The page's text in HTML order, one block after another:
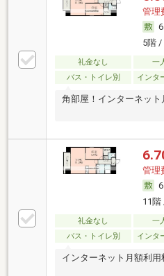
管理
5階 /
礼金なし 一
バス・トイレ別
インタ
角部屋！インターネット
管理
11階
礼金なし 一
バス・トイレ別
インタ
インターネット月額利用